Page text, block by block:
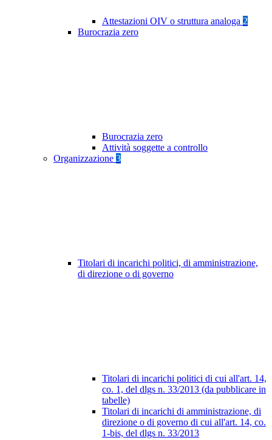
Attestazioni OIV o struttura analoga 2
Burocrazia zero
Burocrazia zero
Attività soggette a controllo
Organizzazione 3
Titolari di incarichi politici, di amministrazione,
di direzione o di governo
Titolari di incarichi politici di cui all'art. 14,
co. 1, del dlgs n. 33/2013 (da pubblicare in
tabelle)
Titolari di incarichi di amministrazione, di
direzione o di governo di cui all'art. 14, co.
1-bis, del dlgs n. 33/2013